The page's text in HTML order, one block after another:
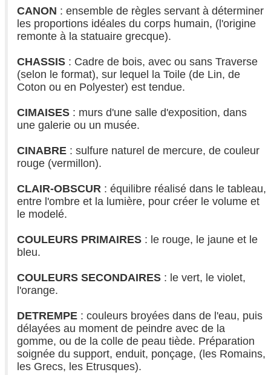
CANON : ensemble de règles servant à déterminer
les proportions idéales du corps humain, (l'origine
remonte à la statuaire grecque).
CHASSIS : Cadre de bois, avec ou sans Traverse
(selon le format), sur lequel la Toile (de Lin, de
Coton ou en Polyester) est tendue.
CIMAISES : murs d'une salle d'exposition, dans
une galerie ou un musée.
CINABRE : sulfure naturel de mercure, de couleur
rouge (vermillon).
CLAIR-OBSCUR : équilibre réalisé dans le tableau,
entre l'ombre et la lumière, pour créer le volume et
le modelé.
COULEURS PRIMAIRES : le rouge, le jaune et le
bleu.
COULEURS SECONDAIRES : le vert, le violet,
l'orange.
DETREMPE : couleurs broyées dans de l'eau, puis
délayées au moment de peindre avec de la
gomme, ou de la colle de peau tiède. Préparation
soignée du support, enduit, ponçage, (les Romains,
les Grecs, les Etrusques).